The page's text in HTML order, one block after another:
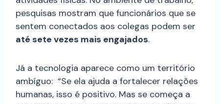
pesquisas mostram que funcionários que se
sentem conectados aos colegas podem ser
até sete vezes mais engajados.
Já a tecnologia aparece como um território
ambíguo: “Se ela ajuda a fortalecer relações
humanas, isso é positivo. Mas se começa a